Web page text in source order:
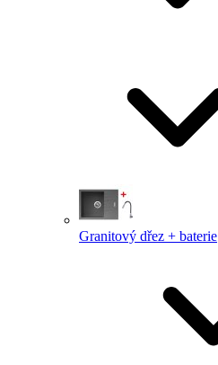
Granitový dřez + baterie